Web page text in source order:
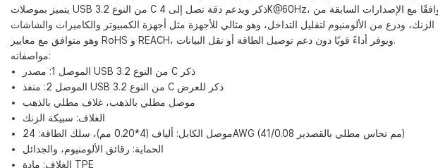
وهو متوافق مع معايير RoHS و REACH، ويوفر أداءً قويًا دون دعم توصيل الطاقة أو نقل البيانات.
مواصفاته:
الموصل 1: مصدر USB 3.2 من النوع C ذكر
الموصل 2: ​​منفذ USB 3.2 من النوع C ذكر للعرض
موصل مطلي بالذهب، غلاف مطلي بالذهب
الغلاف: سبيكة الزنك
موصل الكابل: ألياف (4*0.20 مم)، سلك الطاقة: 24AWG (41/0.08 مم نحاس مطلي بالقصدير)
الحماية: رقائق الألومنيوم، والجدائل
الغلاف: مادة TPE